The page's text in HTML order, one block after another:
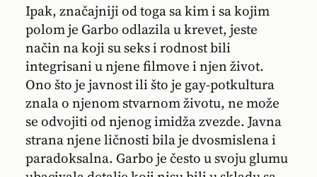
Ipak, značajniji od toga sa kim i sa kojim
polom je Garbo odlazila u krevet, jeste
način na koji su seks i rodnost bili
integrisani u njene filmove i njen život.
Ono što je javnost ili što je gay-potkultura
znala o njenom stvarnom životu, ne može
se odvojiti od njenog imidža zvezde. Javna
strana njene ličnosti bila je dvosmislena i
paradoksalna. Garbo je često u svoju glumu